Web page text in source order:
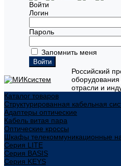
Войти
Логин
Пароль
Запомнить меня
Российский
отрасли и
Каталог товаров
Структурированная кабельная
Адаптеры оптические
Кабель витая пара
Оптические кроссы
Шкафы телекоммуникационные
Cерия LITE
Cерия BASIS
Cерия KEYS